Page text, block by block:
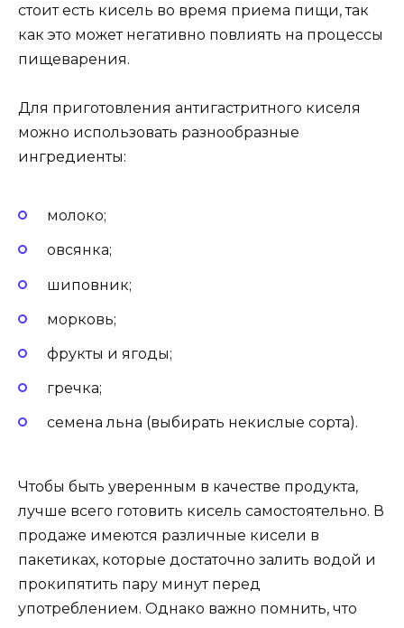
стоит есть кисель во время приема пищи, так
как это может негативно повлиять на процессы
пищеварения.
Для приготовления антигастритного киселя
можно использовать разнообразные
ингредиенты:
молоко;
овсянка;
шиповник;
морковь;
фрукты и ягоды;
гречка;
семена льна (выбирать некислые сорта).
Чтобы быть уверенным в качестве продукта,
лучше всего готовить кисель самостоятельно. В
продаже имеются различные кисели в
пакетиках, которые достаточно залить водой и
прокипятить пару минут перед
употреблением. Однако важно помнить, что